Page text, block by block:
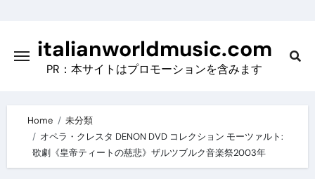
contentitalianworldmusic.com
PR：本サイトはプロモーションを含みます
Home
未分類
オペラ・クレスタ DENON DVD コレクション モーツァルト:
歌劇《皇帝ティートの慈悲》ザルツブルク音楽祭2003年